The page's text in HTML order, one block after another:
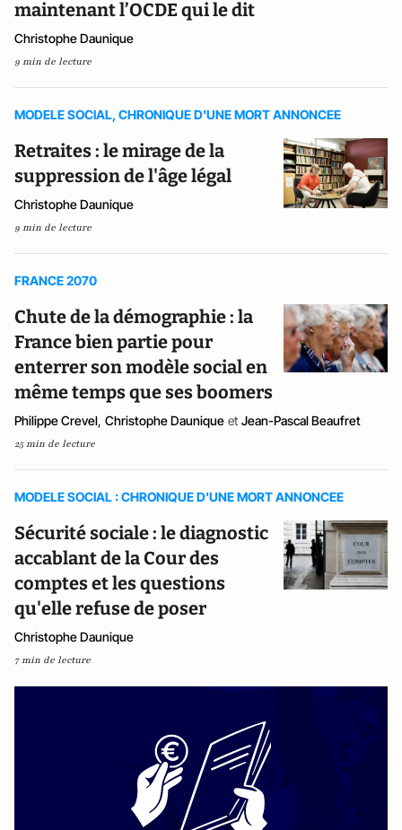
maintenant l’OCDE qui le dit
Christophe Daunique
9 min de lecture
MODELE SOCIAL, CHRONIQUE D'UNE MORT ANNONCEE
Retraites : le mirage de la
suppression de l'âge légal
Christophe Daunique
9 min de lecture
FRANCE 2070
Chute de la démographie : la
France bien partie pour
enterrer son modèle social en
même temps que ses boomers
Philippe Crevel, Christophe Daunique et Jean-Pascal Beaufret
25 min de lecture
MODELE SOCIAL : CHRONIQUE D'UNE MORT ANNONCEE
Sécurité sociale : le diagnostic
accablant de la Cour des
comptes et les questions
qu'elle refuse de poser
Christophe Daunique
7 min de lecture